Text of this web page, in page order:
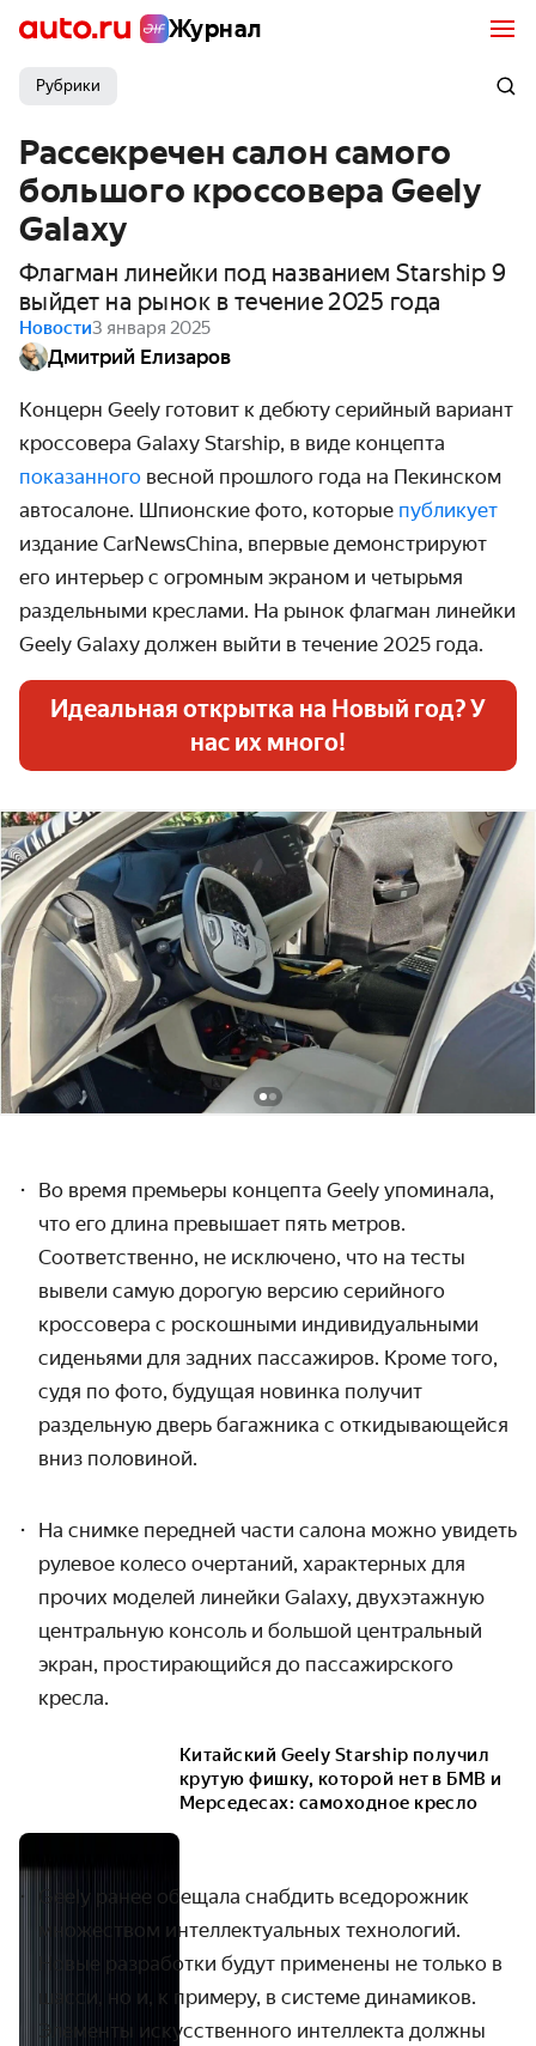
Журнал
Рубрики
Рассекречен салон самого
большого кроссовера Geely
Galaxy
Флагман линейки под названием Starship 9
выйдет на рынок в течение 2025 года
Новости3 января 2025
Дмитрий Елизаров
Концерн Geely готовит к дебюту серийный вариант
кроссовера Galaxy Starship, в виде концепта
показанного весной прошлого года на Пекинском
автосалоне. Шпионские фото, которые публикует
издание CarNewsChina, впервые демонстрируют
его интерьер с огромным экраном и четырьмя
раздельными креслами. На рынок флагман линейки
Geely Galaxy должен выйти в течение 2025 года.
Идеальная открытка на Новый год? У
нас их много!
Во время премьеры концепта Geely упоминала,
что его длина превышает пять метров.
Соответственно, не исключено, что на тесты
вывели самую дорогую версию серийного
кроссовера с роскошными индивидуальными
сиденьями для задних пассажиров. Кроме того,
судя по фото, будущая новинка получит
раздельную дверь багажника с откидывающейся
вниз половиной.
На снимке передней части салона можно увидеть
рулевое колесо очертаний, характерных для
прочих моделей линейки Galaxy, двухэтажную
центральную консоль и большой центральный
экран, простирающийся до пассажирского
кресла.
Китайский Geely Starship получил
крутую фишку, которой нет в БМВ и
Мерседесах: самоходное кресло
Geely ранее обещала снабдить вседорожник
множеством интеллектуальных технологий.
Новые разработки будут применены не только в
шасси, но и, к примеру, в системе динамиков.
Элементы искусственного интеллекта должны